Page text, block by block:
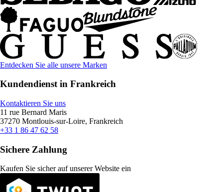
Entdecken Sie alle unsere Marken
Kundendienst in Frankreich
Kontaktieren Sie uns
11 rue Bernard Maris
37270 Montlouis-sur-Loire, Frankreich
+33 1 86 47 62 58
Sichere Zahlung
Kaufen Sie sicher auf unserer Website ein